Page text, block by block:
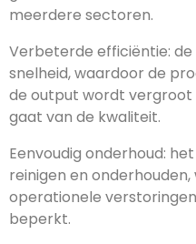
meerdere sectoren.
Verbeterde efficiëntie:
snelheid, waardoor de
de output wordt
gaat van de kwaliteit.
Eenvoudig onderhoud:
reinigen en
operationele
beperkt.